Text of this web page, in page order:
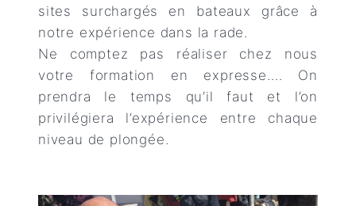
sites surchargés en bateaux grâce à
notre expérience dans la rade.
Ne comptez pas réaliser chez nous
votre formation en expresse…. On
prendra le temps qu’il faut et l’on
privilégiera l’expérience entre chaque
niveau de plongée.